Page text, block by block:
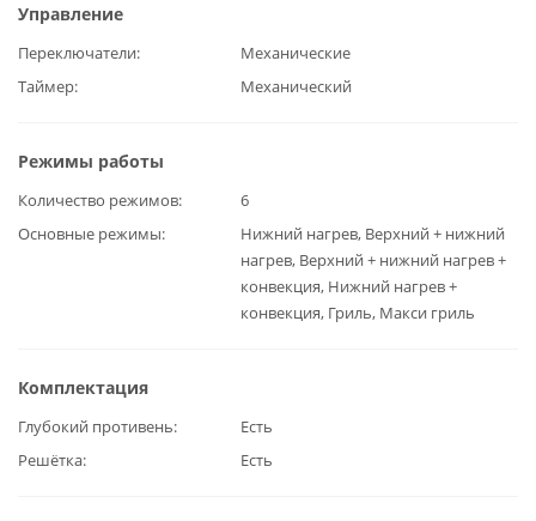
Управление
Переключатели
Механические
Таймер
Механический
Режимы работы
Количество режимов
6
Основные режимы
Нижний нагрев, Верхний + нижний
нагрев, Верхний + нижний нагрев +
конвекция, Нижний нагрев +
конвекция, Гриль, Макси гриль
Комплектация
Глубокий противень
Есть
Решётка
Есть